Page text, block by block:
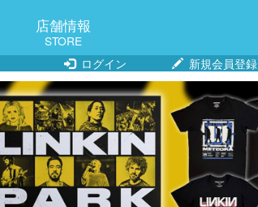
店舗情報
STORE
ログイン
新規会員登録